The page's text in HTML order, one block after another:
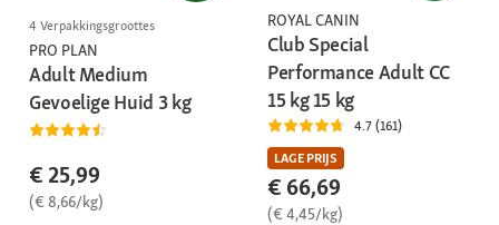
4 Verpakkingsgroottes
PRO PLAN
Adult Medium
Gevoelige Huid 3 kg
€ 25,99
(€ 8,66/kg)
ROYAL CANIN
Club Special
Performance Adult CC
15 kg 15 kg
4.7 (161)
LAGE PRIJS
€ 66,69
(€ 4,45/kg)